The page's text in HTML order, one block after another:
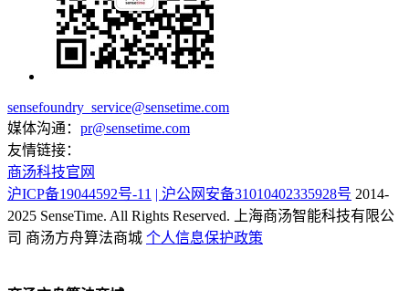
sensefoundry_service@sensetime.com
媒体沟通： pr@sensetime.com
友情链接：
商汤科技官网
沪ICP备19044592号-11 | 沪公网安备31010402335928号 2014-
2025 SenseTime. All Rights Reserved.
上海商汤智能科技有限公
司 商汤方舟算法商城 个人信息保护政策